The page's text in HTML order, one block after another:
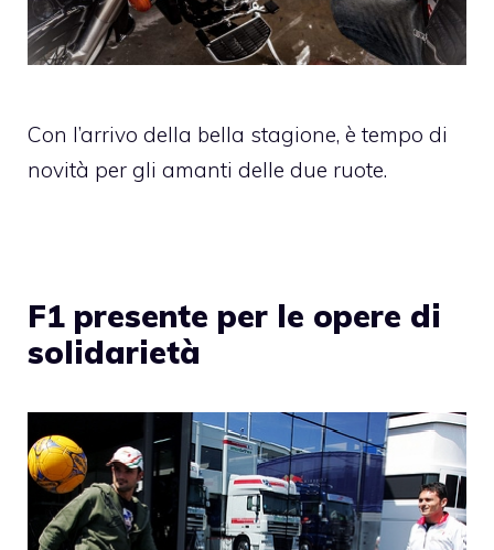
Con l’arrivo della bella stagione, è tempo di
novità per gli amanti delle due ruote.
F1 presente per le opere di
solidarietà